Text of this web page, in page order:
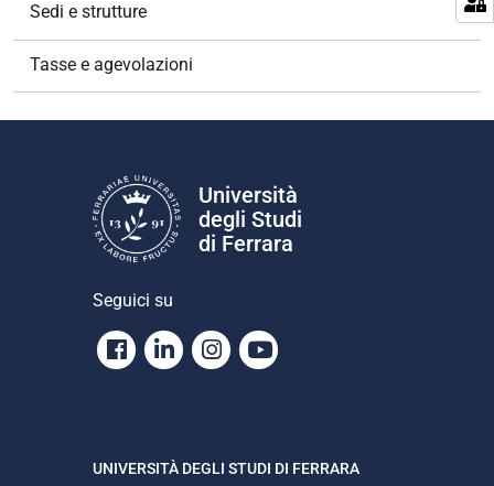
Sedi e strutture
Tasse e agevolazioni
Università
degli Studi
di Ferrara
Seguici su
Facebook
LinkedinInstagram
Youtube
UNIVERSITÀ DEGLI STUDI DI FERRARA